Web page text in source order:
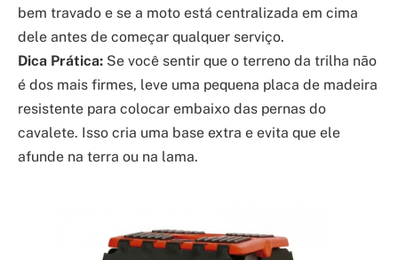
bem travado e se a moto está centralizada em cima
dele antes de começar qualquer serviço.
Dica Prática: Se você sentir que o terreno da trilha não
é dos mais firmes, leve uma pequena placa de madeira
resistente para colocar embaixo das pernas do
cavalete. Isso cria uma base extra e evita que ele
afunde na terra ou na lama.